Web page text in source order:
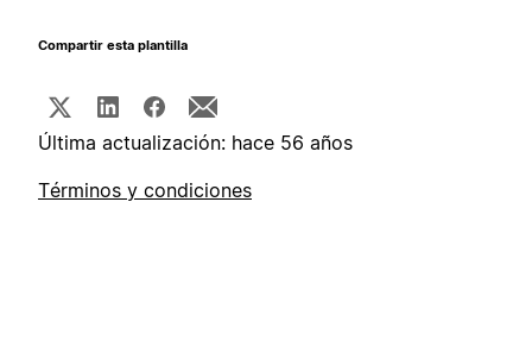
Compartir esta plantilla
Última actualización: hace 56 años
Términos y condiciones